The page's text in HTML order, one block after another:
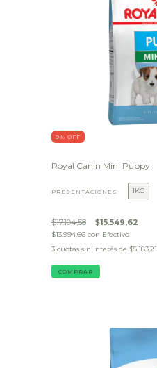
9% OFF
Royal Canin Mini Puppy
PRESENTACIONES 1KG
$17.104,58 $15.549,62
$13.994,66 con Efectivo
3 cuotas sin interés de $5.183,21
COMPRAR